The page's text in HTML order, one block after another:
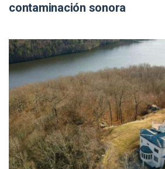
contaminación sonora